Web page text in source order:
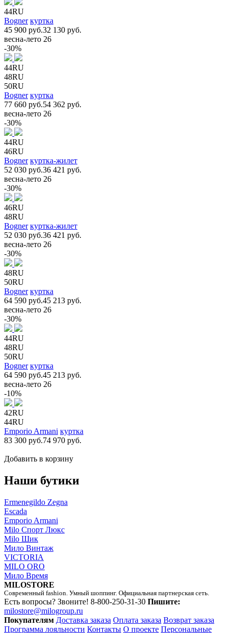
44RU
Bogner куртка
45 900 руб.32 130 руб.
весна-лето 26
-30%
44RU
48RU
50RU
Bogner куртка
77 660 руб.54 362 руб.
весна-лето 26
-30%
44RU
46RU
Bogner куртка-жилет
52 030 руб.36 421 руб.
весна-лето 26
-30%
46RU
48RU
Bogner куртка-жилет
52 030 руб.36 421 руб.
весна-лето 26
-30%
48RU
50RU
Bogner куртка
64 590 руб.45 213 руб.
весна-лето 26
-30%
44RU
48RU
50RU
Bogner куртка
64 590 руб.45 213 руб.
весна-лето 26
-10%
42RU
44RU
Emporio Armani куртка
83 300 руб.74 970 руб.
Добавить в корзину
Наши бутики
Ermenegildo Zegna
Escada
Emporio Armani
Milo Спорт Люкс
Milo Шик
Мило Винтаж
VICTORIA
MILO ORO
Мило Время
MILOSTORE
Современный fashion. Умный шоппинг. Официальная партнерская сеть.
Есть вопросы? Звоните! 8-800-250-31-30 Пишите:
milostore@milogroup.ru
Покупателям Доставка заказа Оплата заказа Возврат заказа
Программа лояльности Контакты О проекте Персональные